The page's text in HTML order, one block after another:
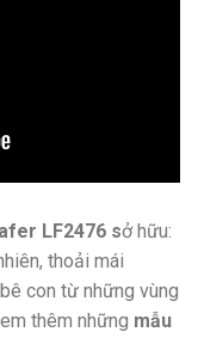
LF2476 sở hữu:
thoải mái
con từ những vùng
thêm những mẫu